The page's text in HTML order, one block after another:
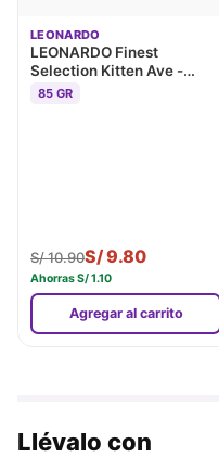
LEONARDO
LEONARDO Finest
Selection Kitten Ave -
Pouch
85 GR
S/10.90S/9.80
AhorrasS/1.10
Agregar al carrito
Llévalo con